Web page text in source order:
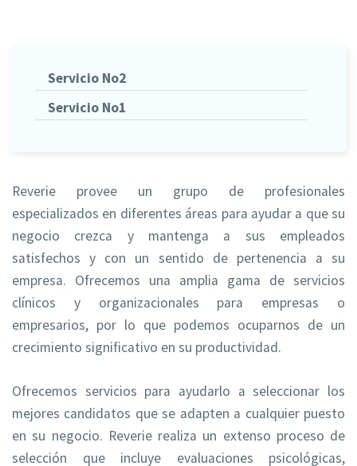
Servicio No2
Servicio No1
Reverie provee un grupo de profesionales
especializados en diferentes áreas para ayudar a que su
negocio crezca y mantenga a sus empleados
satisfechos y con un sentido de pertenencia a su
empresa. Ofrecemos una amplia gama de servicios
clínicos y organizacionales para empresas o
empresarios, por lo que podemos ocuparnos de un
crecimiento significativo en su productividad.
Ofrecemos servicios para ayudarlo a seleccionar los
mejores candidatos que se adapten a cualquier puesto
en su negocio. Reverie realiza un extenso proceso de
selección que incluye evaluaciones psicológicas,